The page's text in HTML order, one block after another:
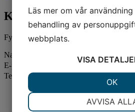
KOSTNADSFRI
Fyll dina kontaktuppgifter, så
Namn
E-post
Telefonnummer
Läs mer om vår
behandling av
webbplats.
VISA
AVVISA
OK